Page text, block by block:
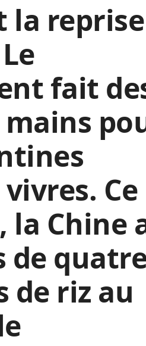
la reprise
fait
mains
Ce
la Chine
de
de riz au